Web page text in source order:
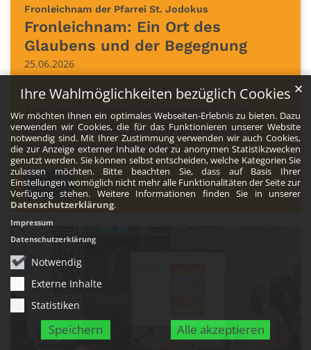
Ihre Wahlmöglichkeiten bezüglich Cookies
Wir möchten Ihnen ein optimales Webseiten-Erlebnis zu bieten. Dazu
verwenden wir Cookies, die für das Funktionieren unserer Website
notwendig sind. Mit Ihrer Zustimmung verwenden wir auch Cookies,
die zur Anzeige externer Inhalte oder zu anonymen Statistikzwecken
genutzt werden. Sie können selbst entscheiden, welche Kategorien Sie
zulassen möchten. Bitte beachten Sie, dass auf Basis Ihrer
Einstellungen womöglich nicht mehr alle Funktionalitäten der Seite zur
Verfügung stehen. Weitere Informationen finden Sie in unserer
Datenschutzerklärung.
Notwendig
Externe Inhalte
Statistiken
Speichern Alle akzeptieren
✕
Impressum
Datenschutzerklärung
Fronleichnam der Pfarrei St. Jodokus
Fronleichnam: Ein Ort des
Glaubens und der Begegnung
25.06.2026
Das Fronleichnamsfest findet nicht nur 60
Tage nach Ostern statt sondern für die
Pfarrei St. Jodokus seit einigen Jahren an
dem Wallfahrtsort St. Jost.
Mehr